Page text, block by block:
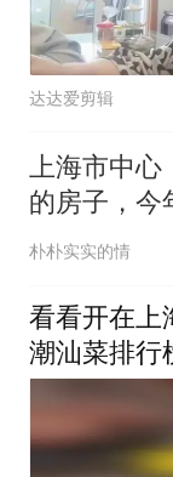
达达爱剪辑
上海市中
的房子，今
朴朴实实的情
看看开在上
潮汕菜排行
店